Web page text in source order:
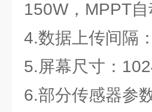
150W，MPPT
4.数据上传间隔
5.屏幕尺寸：
6.部分传感器参